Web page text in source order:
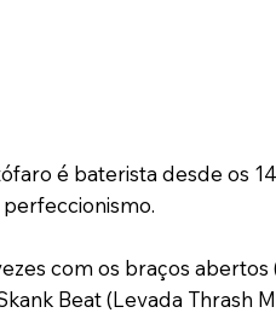
é baterista desde os
com os braços
Beat (Levada Thrash